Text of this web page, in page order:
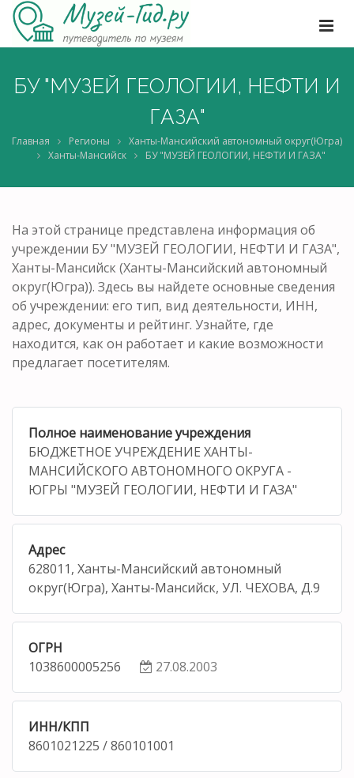
БУ "МУЗЕЙ ГЕОЛОГИИ, НЕФТИ И
ГАЗА"
Главная Регионы
Ханты-Мансийский автономный округ(Югра)
Ханты-Мансийск
БУ "МУЗЕЙ ГЕОЛОГИИ, НЕФТИ И ГАЗА"
На этой странице представлена информация об
учреждении БУ "МУЗЕЙ ГЕОЛОГИИ, НЕФТИ И ГАЗА",
Ханты-Мансийск (Ханты-Мансийский автономный
округ(Югра)). Здесь вы найдете основные сведения
об учреждении: его тип, вид деятельности, ИНН,
адрес, документы и рейтинг. Узнайте, где
находится, как он работает и какие возможности
предлагает посетителям.
Полное наименование учреждения
БЮДЖЕТНОЕ УЧРЕЖДЕНИЕ ХАНТЫ-
МАНСИЙСКОГО АВТОНОМНОГО ОКРУГА -
ЮГРЫ "МУЗЕЙ ГЕОЛОГИИ, НЕФТИ И ГАЗА"
Адрес
628011, Ханты-Мансийский автономный
округ(Югра), Ханты-Мансийск, УЛ. ЧЕХОВА, Д.9
ОГРН
1038600005256
27.08.2003
ИНН/КПП
8601021225 / 860101001